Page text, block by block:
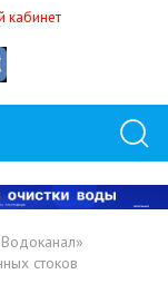
кабинет
стоков